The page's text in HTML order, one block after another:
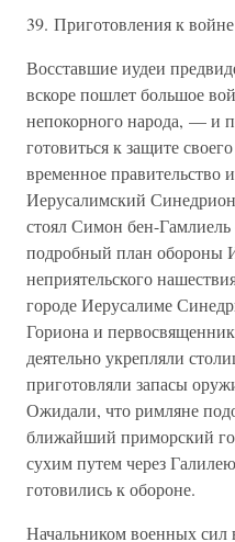
39. Приготовления к войне
Восставшие иудеи
вскоре пошлет большое
непокорного народа, — и
готовиться к защите
временное правительство
Иерусалимский
стоял Симон бен-Гамлиель
подробный план обороны
неприятельского
городе Иерусалиме
Гориона и
деятельно укрепляли
приготовляли запасы
Ожидали, что римляне
ближайший приморский
сухим путем через
готовились к обороне.
Начальником военных сил